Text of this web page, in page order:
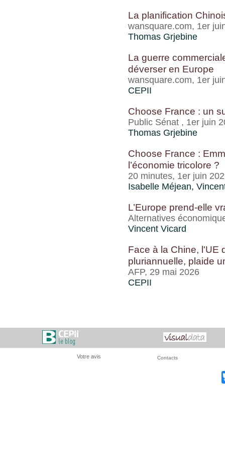
La planification
wansquare.com, 1er
Thomas Grjebine
La guerre
déverser en Europe
wansquare.com, 1er
CEPII
Choose France : un
Public Sénat , 1er juin
Thomas Grjebine
Choose France :
l’économie tricolore ?
20 minutes, 1er juin
Isabelle Méjean,
L’Europe prend-elle
Alternatives
Vincent Vicard
Face à la Chine, l'UE
pluriannuelle, plaide
AFP, 29 mai 2026
CEPII
Votre avis Contacts